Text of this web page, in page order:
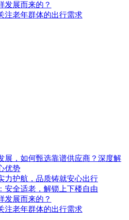
发展而来的？
注老年群体的出行需求
展，如何甄选靠谱供应商？深度解
优势
力护航，品质铸就安心出行
安全适老，解锁上下楼自由
发展而来的？
注老年群体的出行需求